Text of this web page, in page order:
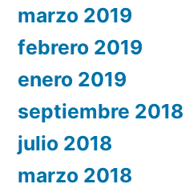
marzo 2019
febrero 2019
enero 2019
septiembre 2018
julio 2018
marzo 2018